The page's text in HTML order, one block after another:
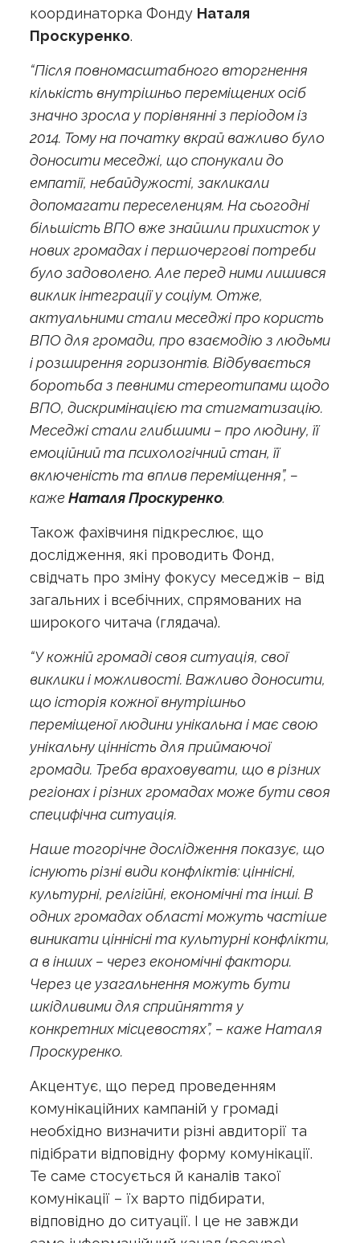
координаторка Фонду Наталя
Проскуренко.
“Після повномасштабного вторгнення
кількість внутрішньо переміщених осіб
значно зросла у порівнянні з періодом із
2014. Тому на початку вкрай важливо було
доносити меседжі, що спонукали до
емпатії, небайдужості, закликали
допомагати переселенцям. На сьогодні
більшість ВПО вже знайшли прихисток у
нових громадах і першочергові потреби
було задоволено. Але перед ними лишився
виклик інтеграції у соціум. Отже,
актуальними стали меседжі про користь
ВПО для громади, про взаємодію з людьми
і розширення горизонтів. Відбувається
боротьба з певними стереотипами щодо
ВПО, дискримінацією та стигматизацію.
Меседжі стали глибшими – про людину, її
емоційний та психологічний стан, її
включеність та вплив переміщення”, –
кажеНаталя Проскуренко.
Також фахівчиня підкреслює, що
дослідження, які проводить Фонд,
свідчать про зміну фокусу меседжів – від
загальних і всебічних, спрямованих на
широкого читача (глядача).
“У кожній громаді своя ситуація, свої
виклики і можливості. Важливо доносити,
що історія кожної внутрішньо
переміщеної людини унікальна і має свою
унікальну цінність для приймаючої
громади. Треба враховувати, що в різних
регіонах і різних громадах може бути своя
специфічна ситуація.
Наше тогорічне дослідження показує, що
існують різні види конфліктів: ціннісні,
культурні, релігійні, економічні та інші. В
одних громадах області можуть частіше
виникати ціннісні та культурні конфлікти,
а в інших – через економічні фактори.
Через це узагальнення можуть бути
шкідливими для сприйняття у
конкретних місцевостях”, – каже Наталя
Проскуренко.
Акцентує, що перед проведенням
комунікаційних кампаній у громаді
необхідно визначити різні авдиторії та
підібрати відповідну форму комунікації.
Те саме стосується й каналів такої
комунікації – їх варто підбирати,
відповідно до ситуації. І це не завжди